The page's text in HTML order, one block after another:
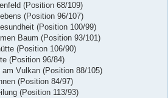
(Position 68/109)
(Position 96/107)
(Position 100/99)
Baum (Position 93/101)
(Position 106/90)
(Position 96/84)
am Vulkan (Position 88/105)
(Position 84/97)
(Position 113/93)